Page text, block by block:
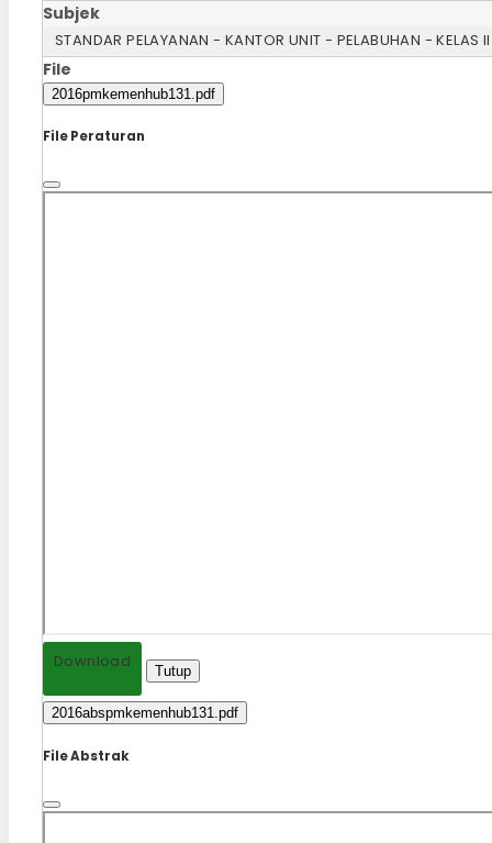
Subjek
STANDAR PELAYANAN - KANTOR UNIT - PELABUHAN - KELAS
File
2016pmkemenhub131.pdf
File Peraturan
Download Tutup
2016abspmkemenhub131.pdf
File Abstrak